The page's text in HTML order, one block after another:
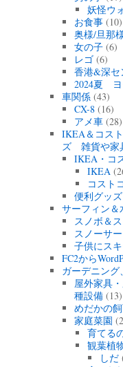
妖怪ウ
お食事 (10)
奥様/旦那
女の子 (6)
レゴ (6)
香港&深セ
2024夏 ヨ
車関係 (43)
CX-8 (16)
アメ車 (28)
IKEA＆コス
ズ 雑貨や家
IKEA・コ
IKEA
コスト
便利グッズ
サーフィン＆
スノボ＆
スノーサ
子供にス
FC2から
ガーデニン
屋外家具
種設備 (13)
めだかの
家庭菜園
育てる
観葉植
しだ